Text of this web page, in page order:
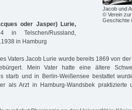
Jacob und
© Verein
Geschichte
oder Jasper) Lurie,
in Telschen/Russland,
in Hamburg
Vaters Jacob Lurie wurde bereits 1869 von
Mein Vater hatte eine ältere
starb und in Berlin-Weißensee bestattet
als Arzt in Hamburg-Wandsbek